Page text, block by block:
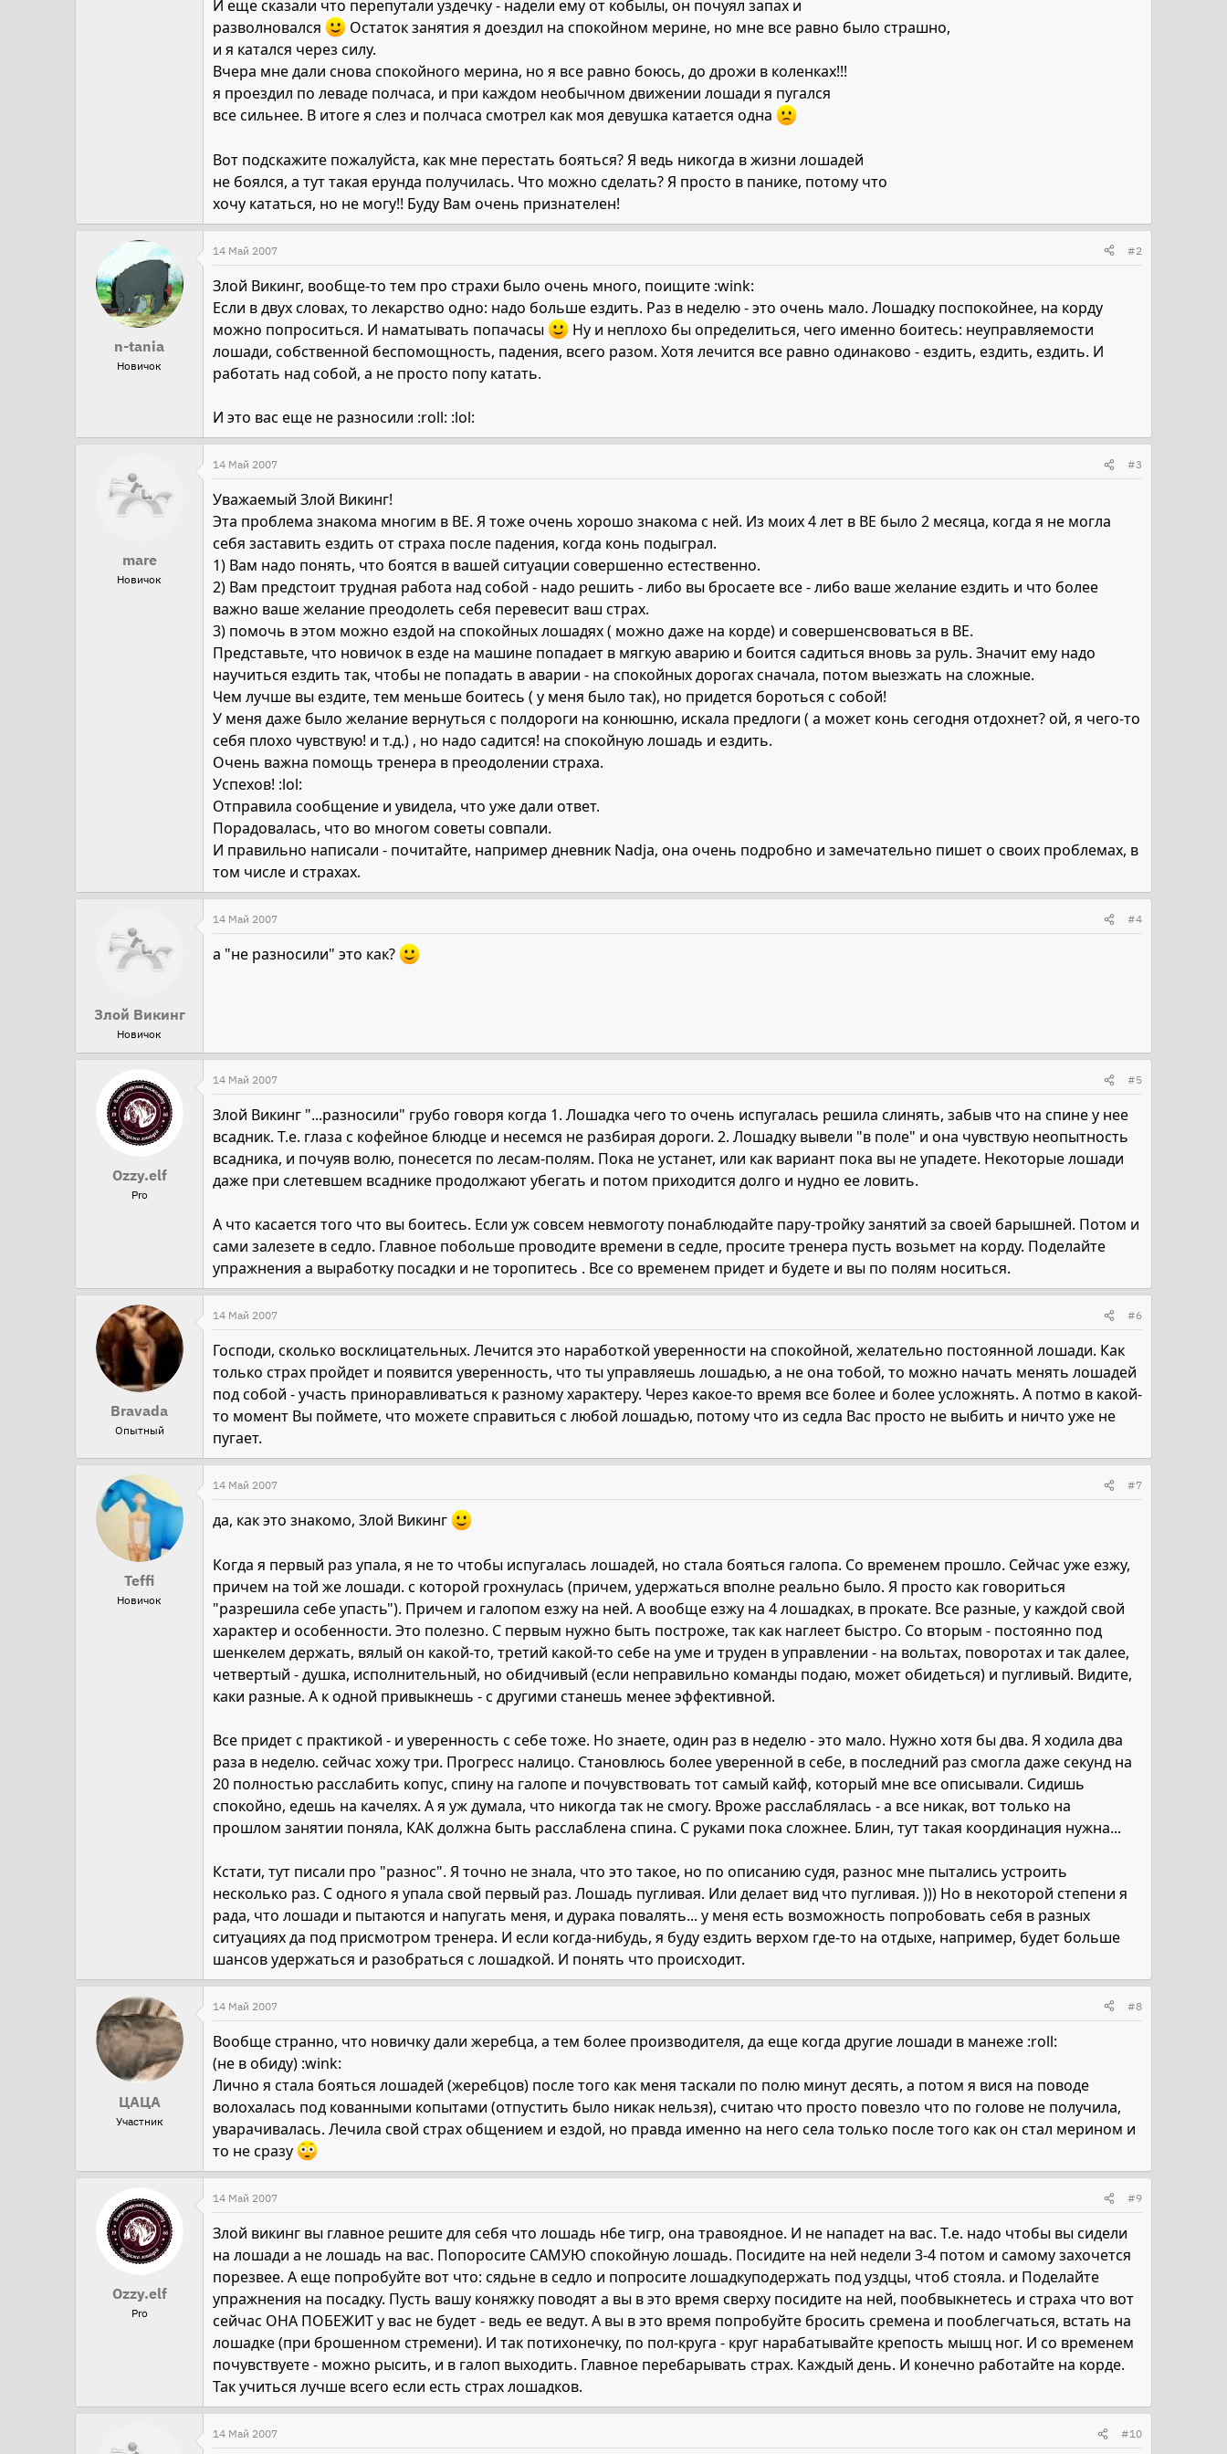
И еще сказали что перепутали уздечку - надели ему от кобылы, он почуял запах и
разволновался
Остаток занятия я доездил на спокойном мерине, но мне все равно было страшно,
и я катался через силу.
Вчера мне дали снова спокойного мерина, но я все равно боюсь, до дрожи в коленках!!!
я проездил по леваде полчаса, и при каждом необычном движении лошади я пугался
все сильнее. В итоге я слез и полчаса смотрел как моя девушка катается одна
Вот подскажите пожалуйста, как мне перестать бояться? Я ведь никогда в жизни лошадей
не боялся, а тут такая ерунда получилась. Что можно сделать? Я просто в панике, потому что
хочу кататься, но не могу!! Буду Вам очень признателен!
n-tania
Новичок
14 Май 2007 #2
Злой Викинг, вообще-то тем про страхи было очень много, поищите :wink:
Если в двух словах, то лекарство одно: надо больше ездить. Раз в неделю - это очень мало. Лошадку поспокойнее, на корду
можно попроситься. И наматывать попачасы
Ну и неплохо бы определиться, чего именно боитесь: неуправляемости
лошади, собственной беспомощность, падения, всего разом. Хотя лечится все равно одинаково - ездить, ездить, ездить. И
работать над собой, а не просто попу катать.
И это вас еще не разносили :roll: :lol:
mare
Новичок
14 Май 2007 #3
Уважаемый Злой Викинг!
Эта проблема знакома многим в ВЕ. Я тоже очень хорошо знакома с ней. Из моих 4 лет в ВЕ было 2 месяца, когда я не могла
себя заставить ездить от страха после падения, когда конь подыграл.
1) Вам надо понять, что боятся в вашей ситуации совершенно естественно.
2) Вам предстоит трудная работа над собой - надо решить - либо вы бросаете все - либо ваше желание ездить и что более
важно ваше желание преодолеть себя перевесит ваш страх.
3) помочь в этом можно ездой на спокойных лошадях ( можно даже на корде) и совершенсвоваться в ВЕ.
Представьте, что новичок в езде на машине попадает в мягкую аварию и боится садиться вновь за руль. Значит ему надо
научиться ездить так, чтобы не попадать в аварии - на спокойных дорогах сначала, потом выезжать на сложные.
Чем лучше вы ездите, тем меньше боитесь ( у меня было так), но придется бороться с собой!
У меня даже было желание вернуться с полдороги на конюшню, искала предлоги ( а может конь сегодня отдохнет? ой, я чего-то
себя плохо чувствую! и т.д.) , но надо садится! на спокойную лошадь и ездить.
Очень важна помощь тренера в преодолении страха.
Успехов! :lol:
Отправила сообщение и увидела, что уже дали ответ.
Порадовалась, что во многом советы совпали.
И правильно написали - почитайте, например дневник Nadja, она очень подробно и замечательно пишет о своих проблемах, в
том числе и страхах.
Злой Викинг
Новичок
14 Май 2007 #4
а "не разносили" это как?
Ozzy.elf
Pro
14 Май 2007 #5
Злой Викинг "...разносили" грубо говоря когда 1. Лошадка чего то очень испугалась решила слинять, забыв что на спине у нее
всадник. Т.е. глаза с кофейное блюдце и несемся не разбирая дороги. 2. Лошадку вывели "в поле" и она чувствую неопытность
всадника, и почуяв волю, понесется по лесам-полям. Пока не устанет, или как вариант пока вы не упадете. Некоторые лошади
даже при слетевшем всаднике продолжают убегать и потом приходится долго и нудно ее ловить.
А что касается того что вы боитесь. Если уж совсем невмоготу понаблюдайте пару-тройку занятий за своей барышней. Потом и
сами залезете в седло. Главное побольше проводите времени в седле, просите тренера пусть возьмет на корду. Поделайте
упражнения а выработку посадки и не торопитесь . Все со временем придет и будете и вы по полям носиться.
Bravada
Опытный
14 Май 2007 #6
Господи, сколько восклицательных. Лечится это наработкой уверенности на спокойной, желательно постоянной лошади. Как
только страх пройдет и появится уверенность, что ты управляешь лошадью, а не она тобой, то можно начать менять лошадей
под собой - участь приноравливаться к разному характеру. Через какое-то время все более и более усложнять. А потмо в какой-
то момент Вы поймете, что можете справиться с любой лошадью, потому что из седла Вас просто не выбить и ничто уже не
пугает.
Teffi
Новичок
14 Май 2007 #7
да, как это знакомо, Злой Викинг
Когда я первый раз упала, я не то чтобы испугалась лошадей, но стала бояться галопа. Со временем прошло. Сейчас уже езжу,
причем на той же лошади. с которой грохнулась (причем, удержаться вполне реально было. Я просто как говориться
"разрешила себе упасть"). Причем и галопом езжу на ней. А вообще езжу на 4 лошадках, в прокате. Все разные, у каждой свой
характер и особенности. Это полезно. С первым нужно быть построже, так как наглеет быстро. Со вторым - постоянно под
шенкелем держать, вялый он какой-то, третий какой-то себе на уме и труден в управлении - на вольтах, поворотах и так далее,
четвертый - душка, исполнительный, но обидчивый (если неправильно команды подаю, может обидеться) и пугливый. Видите,
каки разные. А к одной привыкнешь - с другими станешь менее эффективной.
Все придет с практикой - и уверенность с себе тоже. Но знаете, один раз в неделю - это мало. Нужно хотя бы два. Я ходила два
раза в неделю. сейчас хожу три. Прогресс налицо. Становлюсь более уверенной в себе, в последний раз смогла даже секунд на
20 полностью расслабить копус, спину на галопе и почувствовать тот самый кайф, который мне все описывали. Сидишь
спокойно, едешь на качелях. А я уж думала, что никогда так не смогу. Вроже расслаблялась - а все никак, вот только на
прошлом занятии поняла, КАК должна быть расслаблена спина. С руками пока сложнее. Блин, тут такая координация нужна...
Кстати, тут писали про "разнос". Я точно не знала, что это такое, но по описанию судя, разнос мне пытались устроить
несколько раз. С одного я упала свой первый раз. Лошадь пугливая. Или делает вид что пугливая. ))) Но в некоторой степени я
рада, что лошади и пытаются и напугать меня, и дурака повалять... у меня есть возможность попробовать себя в разных
ситуациях да под присмотром тренера. И если когда-нибудь, я буду ездить верхом где-то на отдыхе, например, будет больше
шансов удержаться и разобраться с лошадкой. И понять что происходит.
ЦАЦА
Участник
14 Май 2007 #8
Вообще странно, что новичку дали жеребца, а тем более производителя, да еще когда другие лошади в манеже :roll:
(не в обиду) :wink:
Лично я стала бояться лошадей (жеребцов) после того как меня таскали по полю минут десять, а потом я вися на поводе
волохалась под кованными копытами (отпустить было никак нельзя), считаю что просто повезло что по голове не получила,
уварачивалась. Лечила свой страх общением и ездой, но правда именно на него села только после того как он стал мерином и
то не сразу
Ozzy.elf
Pro
14 Май 2007 #9
Злой викинг вы главное решите для себя что лошадь н6е тигр, она травоядное. И не нападет на вас. Т.е. надо чтобы вы сидели
на лошади а не лошадь на вас. Попоросите САМУЮ спокойную лошадь. Посидите на ней недели 3-4 потом и самому захочется
порезвее. А еще попробуйте вот что: сядьне в седло и попросите лошадкуподержать под уздцы, чтоб стояла. и Поделайте
упражнения на посадку. Пусть вашу коняжку поводят а вы в это время сверху посидите на ней, пообвыкнетесь и страха что вот
сейчас ОНА ПОБЕЖИТ у вас не будет - ведь ее ведут. А вы в это время попробуйте бросить сремена и пооблегчаться, встать на
лошадке (при брошенном стремени). И так потихонечку, по пол-круга - круг нарабатывайте крепость мышц ног. И со временем
почувствуете - можно рысить, и в галоп выходить. Главное перебарывать страх. Каждый день. И конечно работайте на корде.
Так учиться лучше всего если есть страх лошадков.
14 Май 2007 #10